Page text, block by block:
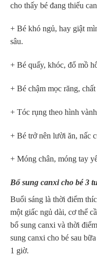
cho thấy bé đang thiếu
+ Bé khó ngủ, hay giật
sâu.
+ Bé quấy, khóc, đổ mồ
+ Bé chậm mọc răng,
+ Tóc rụng theo hình
+ Bé trở nên lười ăn, nấc
+ Móng chân, móng tay
Bổ sung canxi cho bé 3
Buổi sáng là thời điểm
một giấc ngủ dài, cơ thể
bổ sung canxi và thời
sung canxi cho bé sau
1 giờ.